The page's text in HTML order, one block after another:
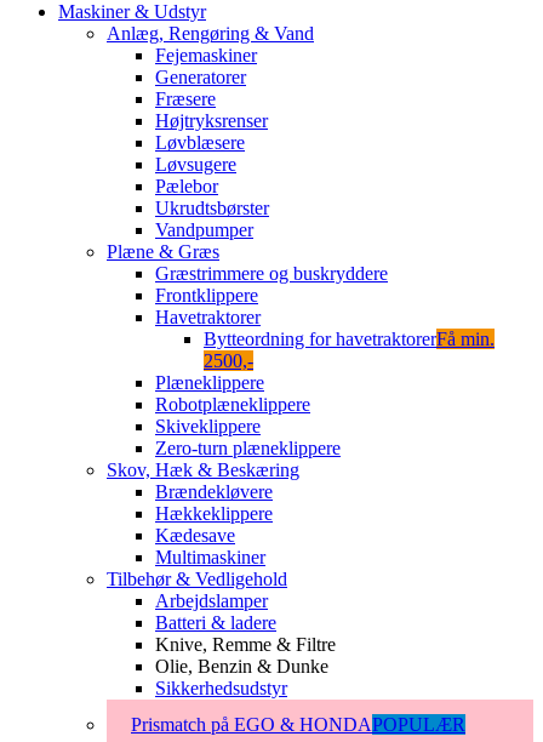
Maskiner & Udstyr
Anlæg, Rengøring & Vand
Fejemaskiner
Generatorer
Fræsere
Højtryksrenser
Løvblæsere
Løvsugere
Pælebor
Ukrudtsbørster
Vandpumper
Plæne & Græs
Græstrimmere og buskryddere
Frontklippere
Havetraktorer
Bytteordning for havetraktorerFå min.
2500,-
Plæneklippere
Robotplæneklippere
Skiveklippere
Zero-turn plæneklippere
Skov, Hæk & Beskæring
Brændekløvere
Hækkeklippere
Kædesave
Multimaskiner
Tilbehør & Vedligehold
Arbejdslamper
Batteri & ladere
Knive, Remme & Filtre
Olie, Benzin & Dunke
Sikkerhedsudstyr
Prismatch på EGO & HONDAPOPULÆR